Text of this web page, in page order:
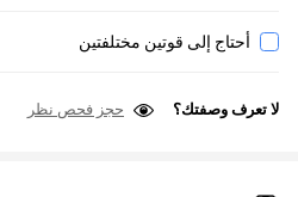
أحتاج إلى قوتين مختلفتين
لا تعرف وصفتك؟ حجز فحص نظر